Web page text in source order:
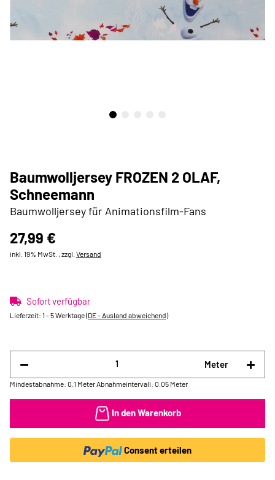
Baumwolljersey FROZEN 2 OLAF,
Schneemann
Baumwolljersey für Animationsfilm-Fans
27,99 €
inkl. 19% MwSt. , zzgl. Versand
Sofort verfügbar
Lieferzeit: 1 - 5 Werktage(DE - Ausland abweichend)
Meter
Mindestabnahme: 0.1 Meter Abnahmeintervall: 0.05 Meter
In den Warenkorb
Consent erteilen